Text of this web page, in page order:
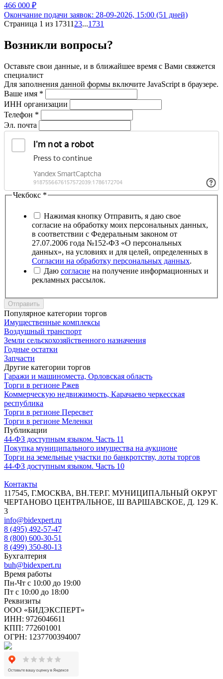
466 000 ₽
Окончание подачи заявок: 28-09-2026, 15:00 (51 дней)
Страница 1 из 17311 23...1731
Возникли вопросы?
Оставьте свои данные, и в ближайшее время с Вами свяжется
специалист
Для заполнения данной формы включите JavaScript в браузере.
Ваше имя *
ИНН организации
Телефон *
Эл. почта
Чекбокс *
Нажимая кнопку Отправить, я даю свое
согласие на обработку моих персональных данных,
в соответствии с Федеральным законом от
27.07.2006 года №152-ФЗ «О персональных
данных», на условиях и для целей, определенных в
Согласии на обработку персональных данных.
Даю согласие на получение информационных и
рекламных рассылок.
Отправить
Популярное категории торгов
Имущественные комплексы
Воздушный транспорт
Земли сельскохозяйственного назначения
Годные остатки
Запчасти
Другие категории торгов
Гаражи и машиноместа, Орловская область
Торги в регионе Ржев
Коммерческую недвижимость, Карачаево черкесская
республика
Торги в регионе Пересвет
Торги в регионе Меленки
Публикации
44‑ФЗ доступным языком. Часть 11
Покупка муниципального имущества на аукционе
Торги на земельные участки по банкротству, лоты торгов
44‑ФЗ доступным языком. Часть 10
Контакты
117545, Г.МОСКВА, ВН.ТЕР.Г. МУНИЦИПАЛЬНЫЙ ОКРУГ
ЧЕРТАНОВО ЦЕНТРАЛЬНОЕ, Ш ВАРШАВСКОЕ, Д. 129 К.
3
info@bidexpert.ru
8 (495) 492-57-47
8 (800) 600-30-51
8 (499) 350-80-13
Бухгалтерия
buh@bidexpert.ru
Время работы
Пн-Чт с 10:00 до 19:00
Пт с 10:00 до 18:00
Реквизиты
ООО «БИДЭКСПЕРТ»
ИНН: 9726046611
КПП: 772601001
ОГРН: 1237700394007